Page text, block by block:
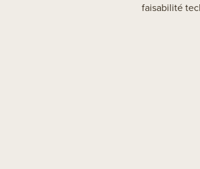
faisabilité